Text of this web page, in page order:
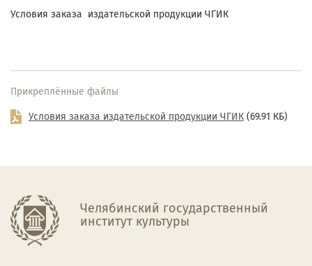
Условия заказа издательской продукции ЧГИК
Прикреплённые файлы
Условия заказа издательской продукции ЧГИК (69.91 КБ)
Челябинский государственный
институт культуры